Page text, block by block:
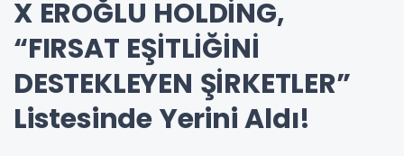
X EROĞLU HOLDİNG,
“FIRSAT EŞİTLİĞİNİ
DESTEKLEYEN ŞİRKETLER”
Listesinde Yerini Aldı!